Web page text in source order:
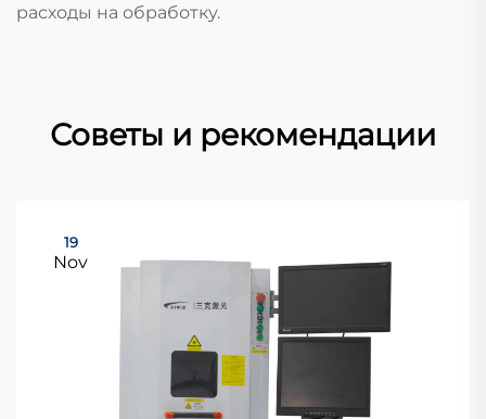
расходы на обработку.
Советы и рекомендации
19
Nov